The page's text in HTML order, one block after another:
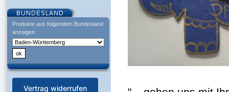
Produkte aus folgendem Bundesland
anzeigen:
Vertrag widerrufen